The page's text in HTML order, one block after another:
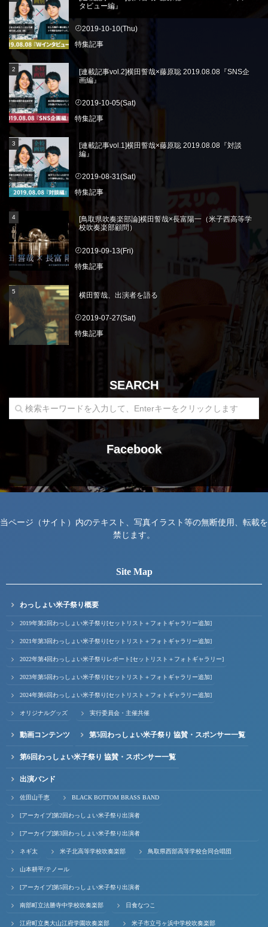
タビュー編』
2019-10-10(Thu)
特集記事
[連載記事vol.2]横田誓哉×藤原聡 2019.08.08『SNS企
画編』
2019-10-05(Sat)
特集記事
[連載記事vol.1]横田誓哉×藤原聡 2019.08.08『対談
編』
2019-08-31(Sat)
特集記事
[鳥取県吹奏楽部論]横田誓哉×長富陽一（米子西高等学
校吹奏楽部顧問）
2019-09-13(Fri)
特集記事
横田誓哉、出演者を語る
2019-07-27(Sat)
特集記事
SEARCH
Facebook
当ページ（サイト）内のテキスト、写真イラスト等の無断使用、転載を
禁じます。
Site Map
わっしょい米子祭り概要
2019年第2回わっしょい米子祭り[セットリスト＋フォトギャラリー追加]
2021年第3回わっしょい米子祭り[セットリスト＋フォトギャラリー追加]
2022年第4回わっしょい米子祭りレポート[セットリスト＋フォトギャラリー]
2023年第5回わっしょい米子祭り[セットリスト＋フォトギャラリー追加]
2024年第6回わっしょい米子祭り[セットリスト＋フォトギャラリー追加]
オリジナルグッズ 実行委員会・主催共催
動画コンテンツ 第5回わっしょい米子祭り 協賛・スポンサー一覧
第6回わっしょい米子祭り 協賛・スポンサー一覧
出演バンド
佐田山千恵 BLACK BOTTOM BRASS BAND
[アーカイブ]第2回わっしょい米子祭り出演者
[アーカイブ]第3回わっしょい米子祭り出演者
ネギ太 米子北高等学校吹奏楽部 鳥取県西部高等学校合同合唱団
山本耕平/テノール
[アーカイブ]第5回わっしょい米子祭り出演者
南部町立法勝寺中学校吹奏楽部 日食なつこ
江府町立奥大山江府学園吹奏楽部 米子市立弓ヶ浜中学校吹奏楽部